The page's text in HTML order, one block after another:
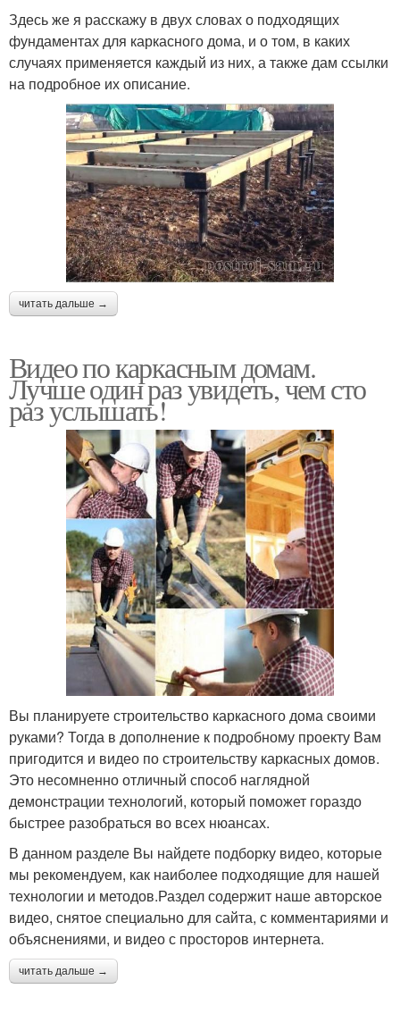
Здесь же я расскажу в двух словах о подходящих
фундаментах для каркасного дома, и о том, в каких
случаях применяется каждый из них, а также дам ссылки
на подробное их описание.
читать дальше →
Видео по каркасным домам.
Лучше один раз увидеть, чем сто
раз услышать!
Вы планируете строительство каркасного дома своими
руками? Тогда в дополнение к подробному проекту Вам
пригодится и видео по строительству каркасных домов.
Это несомненно отличный способ наглядной
демонстрации технологий, который поможет гораздо
быстрее разобраться во всех нюансах.
В данном разделе Вы найдете подборку видео, которые
мы рекомендуем, как наиболее подходящие для нашей
технологии и методов.Раздел содержит наше авторское
видео, снятое специально для сайта, с комментариями и
объяснениями, и видео с просторов интернета.
читать дальше →